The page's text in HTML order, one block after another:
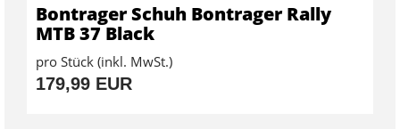
Bontrager Schuh Bontrager Rally
MTB 37 Black
pro Stück (inkl. MwSt.)
179,99 EUR